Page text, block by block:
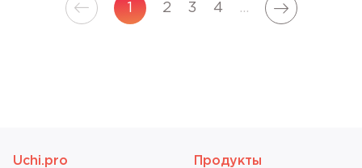
arrow_forward 1 2 3 4 ... arrow_forward
Uchi.pro Продукты